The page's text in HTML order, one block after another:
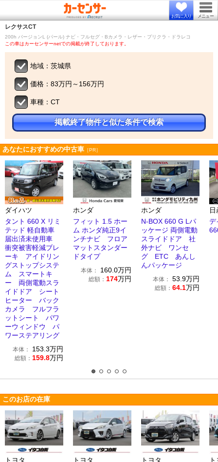
お気に入り メニュー
レクサスCT
200h バージョンL (パール) ナビ・フルセグ・Bカメラ・レザー・プリクラ・ドラレコ
この車はカーセンサーnetでの掲載が終了しております。
地域：茨城県
価格：83万円～156万円
車種：CT
掲載終了物件と似た条件で検索
あなたにおすすめの中古車 ［PR］
ダイハツ
タント 660 X リミ
テッド 軽自動車
届出済未使用車
衝突被害軽減ブレ
ーキ アイドリン
グストップシステ
ム スマートキ
ー 両側電動スラ
イドドア シート
ヒーター バック
カメラ フルフラ
ットシート パワ
ーウィンドウ パ
ワーステアリング
本体： 153.3万円
総額： 159.8万円
ホンダ
フィット 1.5 ホー
ム ホンダ純正9イ
ンチナビ フロア
マットスタンダー
ドタイプ
本体： 160.0万円
総額： 174万円
ホンダ
N-BOX 660 G Lパ
ッケージ 両側電動
スライドドア 社
外ナビ ワンセ
グ ETC あんし
んパッケージ
本体： 53.9万円
総額： 64.1万円
日
デ
このお店の在庫
トヨタ
トヨタ
トヨタ